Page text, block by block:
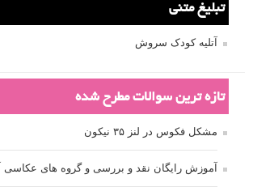
تبلیغ متنی
آتلیه کودک سروش
تازه ترین سوالات مطرح شده
مشکل فکوس در لنز ۳۵ نیکون
آموزش رایگان نقد و بررسی و گروه های عکاسی